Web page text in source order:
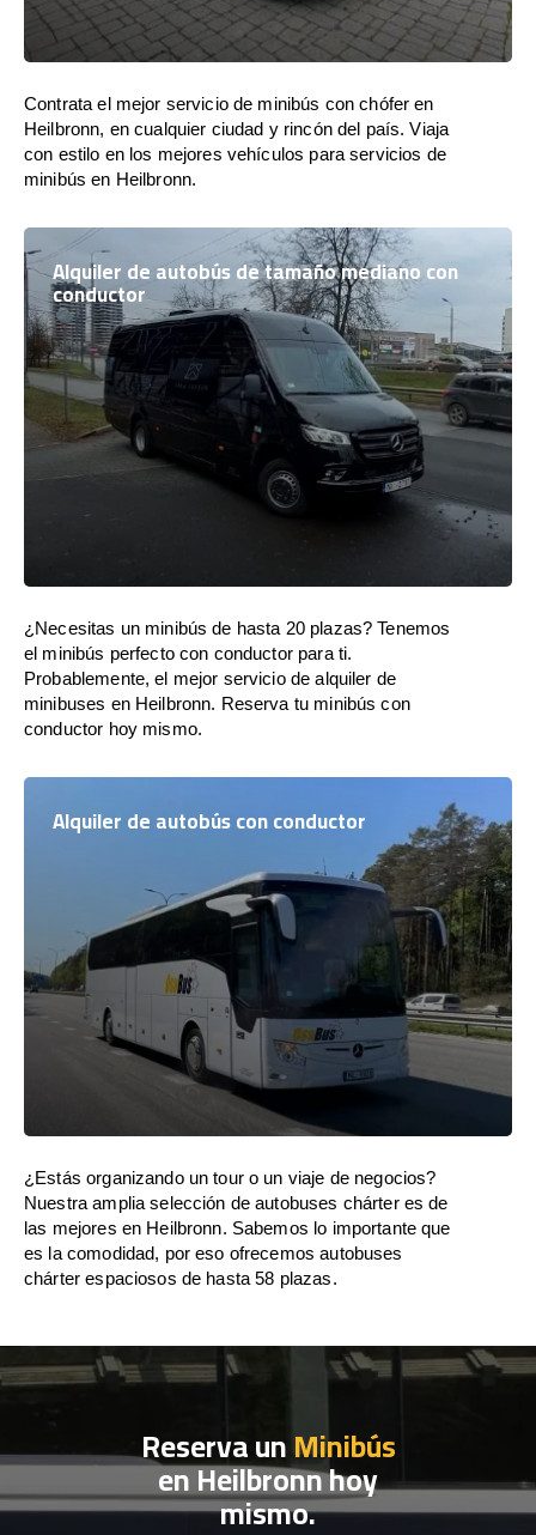
Contrata el mejor servicio de minibús con chófer en
Heilbronn, en cualquier ciudad y rincón del país. Viaja
con estilo en los mejores vehículos para servicios de
minibús en Heilbronn.
Alquiler de autobús de tamaño mediano con
conductor
¿Necesitas un minibús de hasta 20 plazas? Tenemos
el minibús perfecto con conductor para ti.
Probablemente, el mejor servicio de alquiler de
minibuses en Heilbronn. Reserva tu minibús con
conductor hoy mismo.
Alquiler de autobús con conductor
¿Estás organizando un tour o un viaje de negocios?
Nuestra amplia selección de autobuses chárter es de
las mejores en Heilbronn. Sabemos lo importante que
es la comodidad, por eso ofrecemos autobuses
chárter espaciosos de hasta 58 plazas.
Reserva unMinibús
en Heilbronn hoy
mismo.